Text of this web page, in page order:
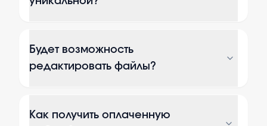
Будет возможность
редактировать файлы?
Как получить оплаченную